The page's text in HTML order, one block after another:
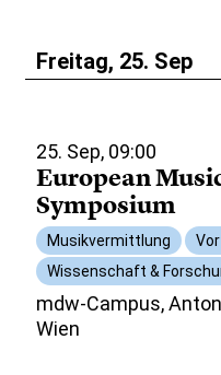
Freitag, 25. Sep
25. Sep, 09:00
European
Symposium
Musikvermittlung
Wissenschaft &
mdw-Campus,
Wien